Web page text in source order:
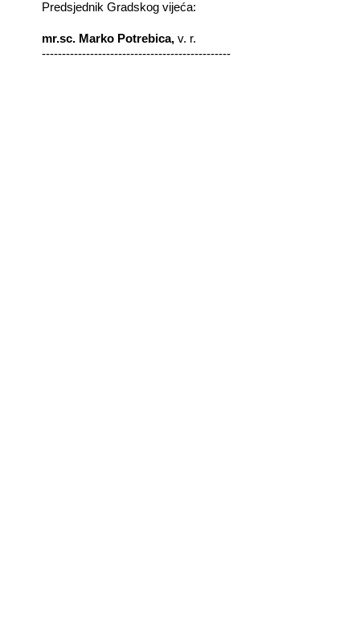
Predsjednik Gradskog vijeća:
mr.sc. Marko Potrebica, v. r.
-----------------------------------------------